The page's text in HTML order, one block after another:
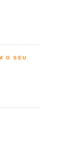
O SEU